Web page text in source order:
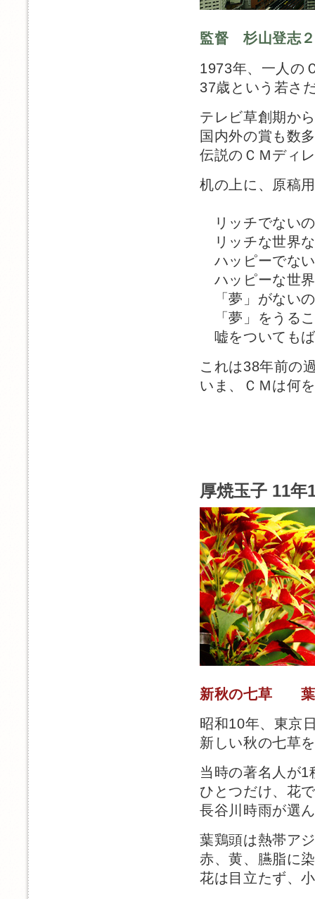
監督 杉山登志
1973年、一人の
37歳という若さ
テレビ草創期か
国内外の賞も数
伝説のＣＭディ
机の上に、原稿
リッチでない
リッチな世界
ハッピーでな
ハッピーな世
「夢」がない
「夢」をうる
嘘をついても
これは38年前の
いま、ＣＭは何
厚焼玉子 11年
新秋の七草 葉
昭和10年、東京
新しい秋の七草
当時の著名人が
ひとつだけ、花
長谷川時雨が選
葉鶏頭は熱帯ア
赤、黄、臙脂に
花は目立たず、